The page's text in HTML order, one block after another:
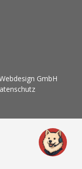
GmbH